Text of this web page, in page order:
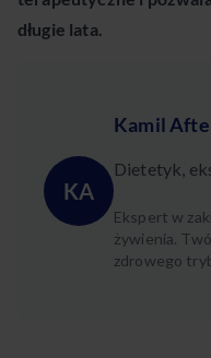
długie lata.
KA
Kamil
Dietetyk,
Ekspert w
żywienia.
zdrowego